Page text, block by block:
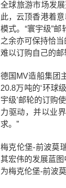
全球旅游市场发
此，云顶香港着
模式。“寰宇级”
之余亦可保持恰
难以订购自己的
德国MV造船集团
20.8万吨的‘环球
宇级’邮轮的订购
力驱动，并以业
求。”
梅克伦堡-前波莫
其宏伟的发展蓝
为梅克伦堡-前波